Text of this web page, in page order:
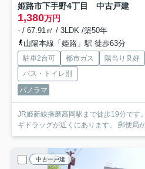
姫路市下手野4丁目 中古戸建
1,380万円
- / 67.91㎡ / 3LDK /築50年
山陽本線「姫路」駅 徒歩63分
駐車2台可 都市ガス 陽当り良好
バス・トイレ別
パノラマ
JR姫新線播磨高岡駅まで徒歩19分です
ギドラッグが近くにあります。 郵便局
中古一戸建